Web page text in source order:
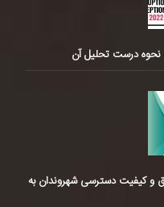
درست تحلیل آن
و کیفیت دسترسی شهروندان به